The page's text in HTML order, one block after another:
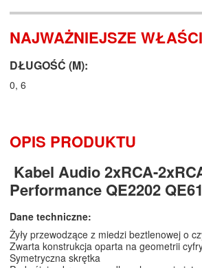
NAJWAŻNIEJSZE
DŁUGOŚĆ (M):
0, 6
OPIS PRODUKTU
Kabel Audio 2xRCA-
Performance QE2202
Dane techniczne:
Żyły przewodzące z miedzi beztlenowej o
Zwarta konstrukcja oparta na geometrii
Symetryczna skrętka